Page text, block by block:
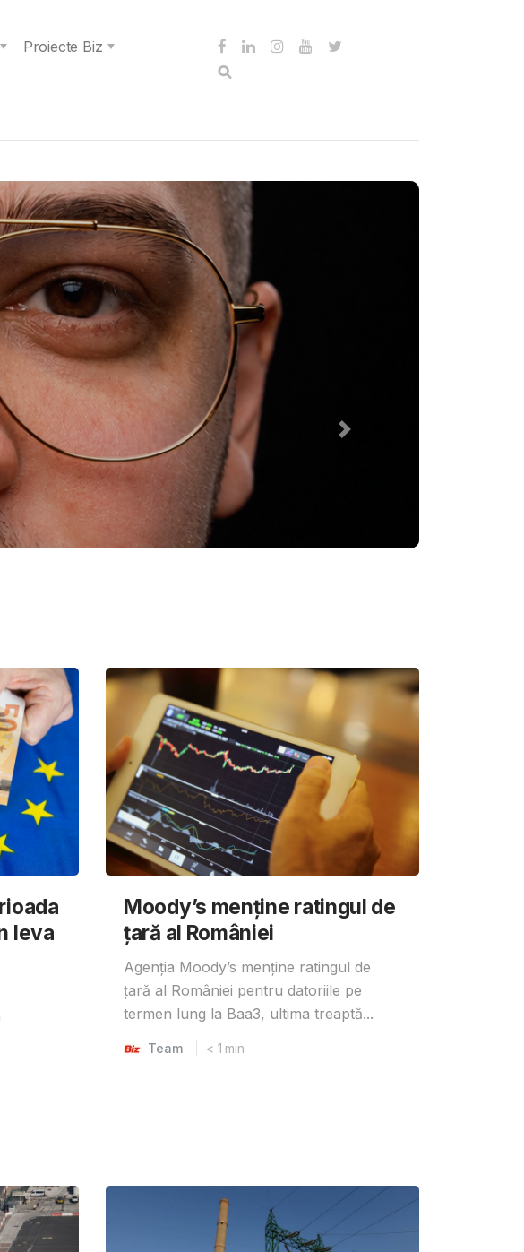
Proiecte Biz
​​leva
Moody’s menține ratingul de
țară al României
Agenția Moody’s menține ratingul de
țară al României pentru datoriile pe
termen lung la Baa3, ultima treaptă...
Team < 1 min